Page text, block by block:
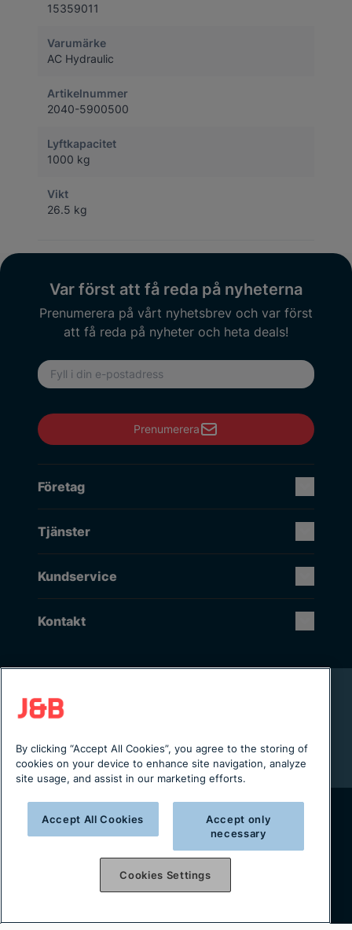
15359011
Varumärke
AC Hydraulic
Artikelnummer
2040-5900500
Lyftkapacitet
1000 kg
Vikt
26.5 kg
Var först att få reda på nyheterna
Prenumerera på vårt nyhetsbrev och var först
att få reda på nyheter och heta deals!
E-postadress
Prenumerera
Företag
Tjänster
Kundservice
Kontakt
Rikstäckande installation & service
Lager i Sverige
Från projektering till installation
Copyright © 2025 J&B Maskinteknik AB
Organisationsnummer: 556490-2996
Integritetspolicy
By clicking “Accept All Cookies”, you agree to the storing of
cookies on your device to enhance site navigation, analyze
site usage, and assist in our marketing efforts.
Accept All Cookies
Accept only
necessary
Cookies Settings